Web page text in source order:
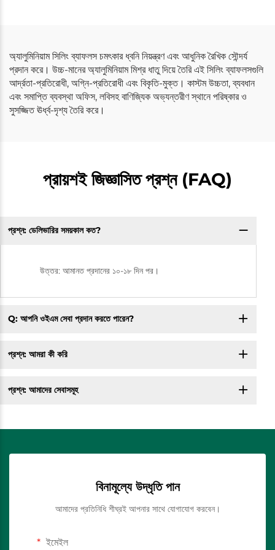
অ্যালুমিনিয়াম সিলিং ব্যাফলস চমৎকার ধ্বনি নিয়ন্ত্রণ এবং আধুনিক রৈখিক সৌন্দর্য
প্রদান করে। উচ্চ-মানের অ্যালুমিনিয়াম মিশ্র ধাতু দিয়ে তৈরি এই সিলিং ব্যাফলসগুলি
আর্দ্রতা-প্রতিরোধী, অগ্নি-প্রতিরোধী এবং বিকৃতি-মুক্ত। কাস্টম উচ্চতা, ব্যবধান
এবং সমাপ্তি ব্যবস্থা অফিস, লবিসহ বাণিজ্যিক অভ্যন্তরীণ স্থানে পরিষ্কার ও
সুসজ্জিত ঊর্ধ্ব-দৃশ্য তৈরি করে।
প্রায়শই জিজ্ঞাসিত প্রশ্ন (FAQ)
প্রশ্ন: ডেলিভারির সময়কাল কত?
উত্তর: আমানত প্রদানের ১০-১৮ দিন পর।
Q: আপনি ওইএম সেবা প্রদান করতে পারেন?
প্রশ্ন: আমরা কী করি
প্রশ্ন: আমাদের সেবাসমূহ
বিনামূল্যে উদ্ধৃতি পান
আমাদের প্রতিনিধি শীঘ্রই আপনার সাথে যোগাযোগ করবেন।
ইমেইল